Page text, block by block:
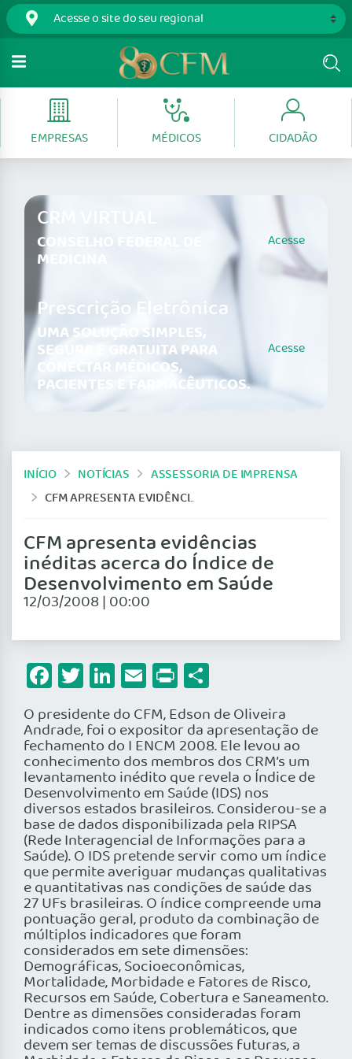
EMPRESAS MÉDICOS CIDADÃO
CRM VIRTUAL
CONSELHO FEDERAL DE
MEDICINA
Acesse
Prescrição Eletrônica
UMA SOLUÇÃO SIMPLES,
SEGURA E GRATUITA PARA
CONECTAR MÉDICOS,
PACIENTES E FARMACÊUTICOS.
Acesse
INÍCIO NOTÍCIAS
ASSESSORIA DE IMPRENSA
CFM APRESENTA EVIDÊNCIAS INÉDITAS ACERCA DO ÍNDICE DE DESENVOLVIMENTO EM SAÚDE
CFM apresenta evidências
inéditas acerca do Índice de
Desenvolvimento em Saúde
12/03/2008 | 00:00
Facebook
Twitter
LinkedIn
Email
Print
O presidente do CFM, Edson de Oliveira
Andrade, foi o expositor da apresentação de
fechamento do I ENCM 2008. Ele levou ao
conhecimento dos membros dos CRM’s um
levantamento inédito que revela o Índice de
Desenvolvimento em Saúde (IDS) nos
diversos estados brasileiros. Considerou-se a
base de dados disponibilizada pela RIPSA
(Rede Interagencial de Informações para a
Saúde). O IDS pretende servir como um índice
que permite averiguar mudanças qualitativas
e quantitativas nas condições de saúde das
27 UFs brasileiras. O índice compreende uma
pontuação geral, produto da combinação de
múltiplos indicadores que foram
considerados em sete dimensões:
Demográficas, Socioeconômicas,
Mortalidade, Morbidade e Fatores de Risco,
Recursos em Saúde, Cobertura e Saneamento.
Dentre as dimensões consideradas foram
indicados como itens problemáticos, que
devem ser temas de discussões futuras, a